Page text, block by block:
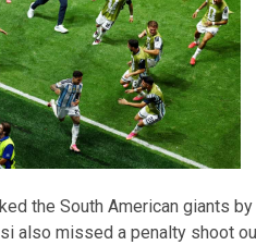
the South American giants
also missed a penalty shoot